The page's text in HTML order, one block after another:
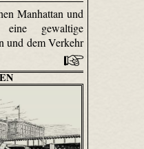
Manhattan und
gewaltige
und dem Verkehr